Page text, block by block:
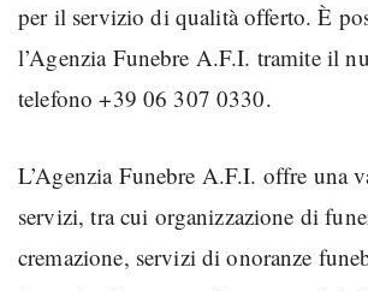
per il servizio di qualità offerto. È
l’Agenzia Funebre A.F.I. tramite il
telefono +39 06 307 0330.
L’Agenzia Funebre A.F.I. offre una
servizi, tra cui organizzazione di
cremazione, servizi di onoranze